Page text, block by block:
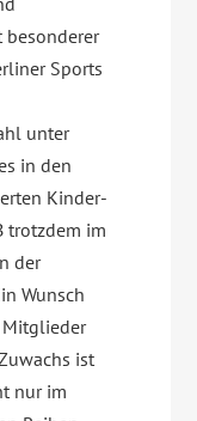
besonderer
Sports
unter
in den
Kinder-
trotzdem im
der
Wunsch
ist
nur im